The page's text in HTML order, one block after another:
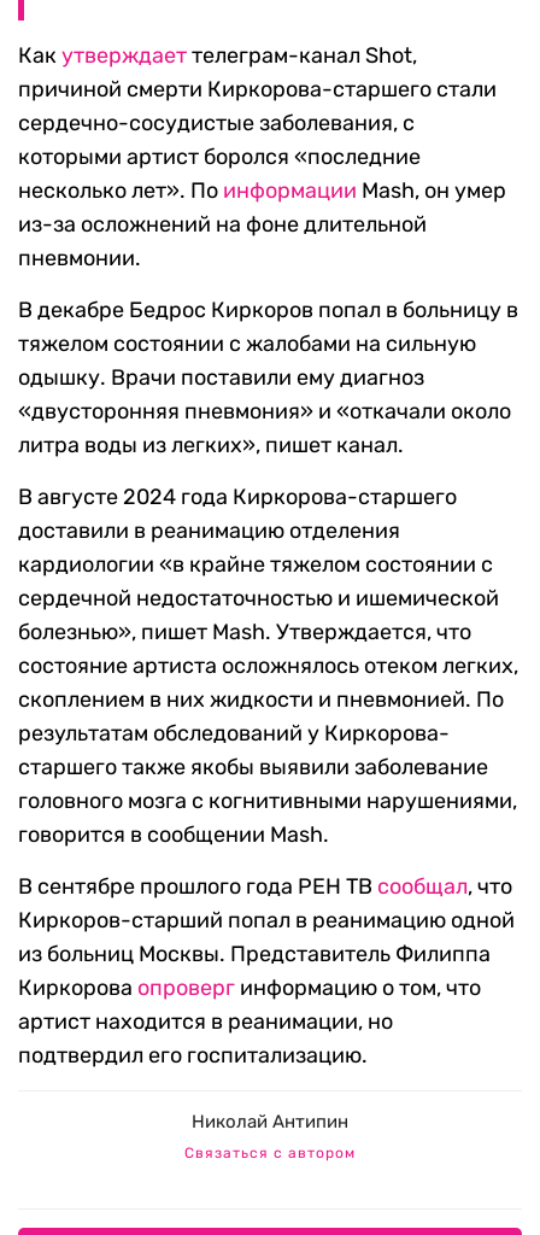
Какутверждаеттелеграм-канал Shot,
причиной смерти Киркорова-старшего стали
сердечно-сосудистые заболевания, с
которыми артист боролся «последние
несколько лет». По информации Mash, он умер
из-за осложнений на фоне длительной
пневмонии.
В декабре Бедрос Киркоров попал в больницу в
тяжелом состоянии с жалобами на сильную
одышку. Врачи поставили ему диагноз
«двусторонняя пневмония» и «откачали около
литра воды из легких», пишет канал.
В августе 2024 года Киркорова-старшего
доставили в реанимацию отделения
кардиологии «в крайне тяжелом состоянии с
сердечной недостаточностью и ишемической
болезнью», пишет Mash. Утверждается, что
состояние артиста осложнялось отеком легких,
скоплением в них жидкости и пневмонией. По
результатам обследований у Киркорова-
старшего также якобы выявили заболевание
головного мозга с когнитивными нарушениями,
говорится в сообщении Mash.
В сентябре прошлого года РЕН ТВ сообщал, что
Киркоров-старший попал в реанимацию одной
из больниц Москвы. Представитель Филиппа
Киркорова опроверг информацию о том, что
артист находится в реанимации, но
подтвердил его госпитализацию.
Николай Антипин
Связаться с автором